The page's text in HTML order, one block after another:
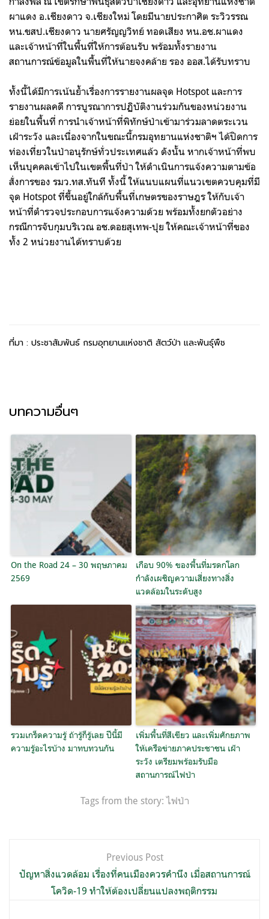
ผา​แดง​ อ.เชียงดาว​ จ.เชียง​ใหม่​ โดย​มี​นาย​ประกาศิต​ ระวิวรรณ​
หน.ขสป.เชียงดาว​ นาย​ศรัญญวิทย์​ ทอดเสียง​ หน.อช.ผาแดง​
และ​เจ้าหน้าที่​ใน​พื้นที่​ให้​การ​​ต้อนรับ​ พร้อมทั้งราย​งาน​
สถานการณ์​ข้อมูล​ใน​พื้นที่ให้​นายจงคล้าย รอง​ ออส.​ได้รับ​ทราบ​
ทั้งนี้ได้​มีการเน้น​ย้ำ​เรื่อง​การ​รายงาน​ผล​จุด​ Hotspot และ​การ​
รายงาน​ผล​คดี​ การ​บูรณาการ​ปฏิบัติ​งาน​ร่วมกัน​ของ​หน่วยงาน​
ย่อย​ใน​พื้นที่​ การ​นำ​เจ้าหน้าที่พิทักษ์​ป่า​เข้า​มา​ร่วม​ลาด​ตระเวน​
เฝ้า​ระวัง​ และ​เนื่องจาก​ใน​ขณะนี้​กรม​อุทยาน​แห่งชาติ​ฯ​ ได้​ปิด​การ​
ท่องเที่ยว​ใน​ป่า​อนุรักษ์​ทั่ว​ประเทศแล้ว​ ดังนั้น​ หาก​เจ้าหน้าที่พบ​
เห็น​บุคคล​เข้า​ไป​ใน​เขต​พื้นที่​ป่า ให้​ดำ​เนิน​การ​แจ้ง​ความ​ตาม​ข้อ​
สั่งการ​ของ​ รมว.ทส.​ทันที​ ทั้งนี้​ ให้​แนบ​แผนที่​แนวเขต​ควบคุม​ที่​มี​
จุด​ Hotspot ที่ขึ้น​อยู่​ใกล้​กับ​พื้นที่​เกษตร​ของ​ราษฎร​ ให้​กับ​เจ้า
หน้าที่​ตำ​รวจ​ประกอบ​การ​แจ้ง​ความ​ด้วย​ พร้อม​ทั้ง​ยก​ตัวอย่าง​​
กรณีการ​จับกุม​บริเวณ​ อช.ดอยสุเทพ​-ปุย​ ให้​คณะ​เจ้าหน้าที่ของ
ทั้ง​ 2 หน่วยงาน​ได้​ทราบ​ด้วย
ที่มา : ประชาสัมพันธ์ กรมอุทยานแห่งชาติ สัตว์ป่า และพันธุ์พืช
บทความอื่นๆ
On the Road 24 – 30 พฤษภาคม
2569
เกือบ 90% ของพื้นที่มรดกโลก
กำลังเผชิญความเสี่ยงทางสิ่ง
แวดล้อมในระดับสูง
รวมเกร็ดความรู้ ถ้ารู้ก็รู้เลย ปีนี้มี
ความรู้อะไรบ้าง มาทบทวนกัน
เพิ่มพื้นที่สีเขียว และเพิ่มศักยภาพ
ให้เครือข่ายภาคประชาชน เฝ้า
ระวัง เตรียมพร้อมรับมือ
สถานการณ์ไฟป่า
Tags from the story:ไฟป่า
เรื่อง
Previous Post
ปัญหาสิ่งแวดล้อม เรื่องที่คนเมืองควรคำนึง เมื่อสถานการณ์
โควิด-19 ทำให้ต้องเปลี่ยนแปลงพฤติกรรม